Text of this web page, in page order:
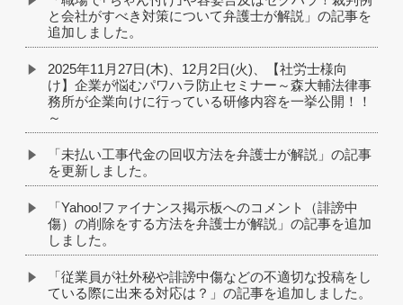
と会社がすべき対策について弁護士が解説」の記事を
追加しました。
2025年11月27日(木)、12月2日(火)、【社労士様向
け】企業が悩むパワハラ防止セミナー～森大輔法律事
務所が企業向けに行っている研修内容を一挙公開！！
～
「未払い工事代金の回収方法を弁護士が解説」の記事
を更新しました。
「Yahoo!ファイナンス掲示板へのコメント（誹謗中
傷）の削除をする方法を弁護士が解説」の記事を追加
しました。
「従業員が社外秘や誹謗中傷などの不適切な投稿をし
ている際に出来る対応は？」の記事を追加しました。